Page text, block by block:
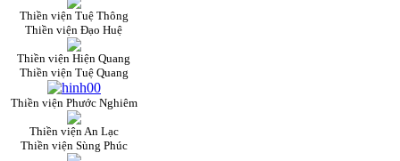
Thiền viện Tuệ Thông
Thiền viện Đạo Huệ
Thiền viện Hiện Quang
Thiền viện Tuệ Quang
Thiền viện Phước Nghiêm
Thiền viện An Lạc
Thiền viện Sùng Phúc